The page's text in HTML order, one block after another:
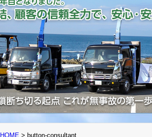
HOME > button-consultant